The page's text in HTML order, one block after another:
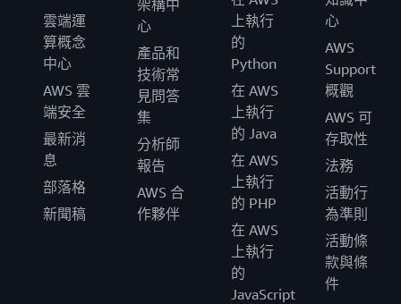
雲端運
算概念
中心
AWS 雲
端安全
最新消
息
部落格
新聞稿
架構中
心
產品和
技術常
見問答
集
分析師
報告
AWS 合
作夥伴
上執行
的
Python
在 AWS
上執行
的 Java
在 AWS
上執行
的 PHP
在 AWS
上執行
的
JavaScript
心
AWS
Support
概觀
AWS 可
存取性
法務
活動行
為準則
活動條
款與條
件